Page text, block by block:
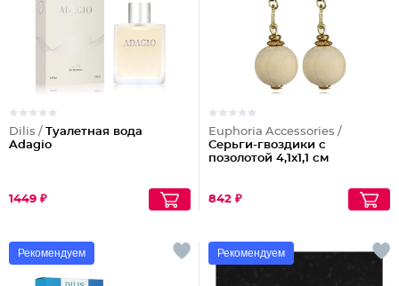
Dilis / Туалетная вода
Adagio
1449 ₽
Euphoria Accessories /
Серьги-гвоздики с
позолотой 4,1x1,1 см
842 ₽
Рекомендуем Рекомендуем